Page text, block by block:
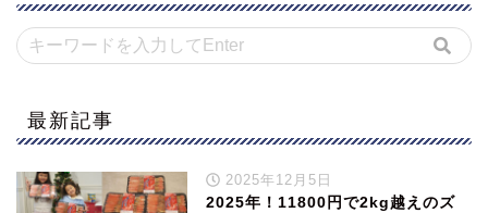
最新記事
2025年12月5日
2025年！11800円で2kg越えのズ